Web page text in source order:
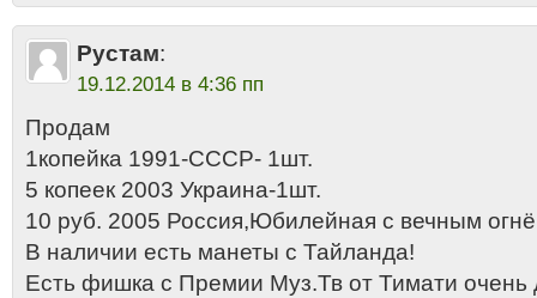
Рустам:
19.12.2014 в 4:36 пп
Продам
1копейка 1991-СССР- 1шт.
5 копеек 2003 Украина-1шт.
10 руб. 2005 Россия,Юбилейная с вечным
В наличии есть манеты с Тайланда!
Есть фишка с Премии Муз.Тв от Тимати очень